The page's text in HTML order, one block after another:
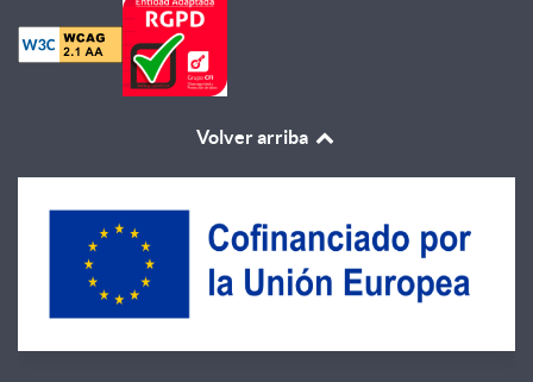
Volver arriba